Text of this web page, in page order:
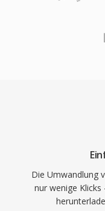
Die Umwandlung
nur wenige